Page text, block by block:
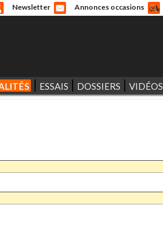
Newsletter Annonces occasions
ESSAIS DOSSIERS VIDÉOS